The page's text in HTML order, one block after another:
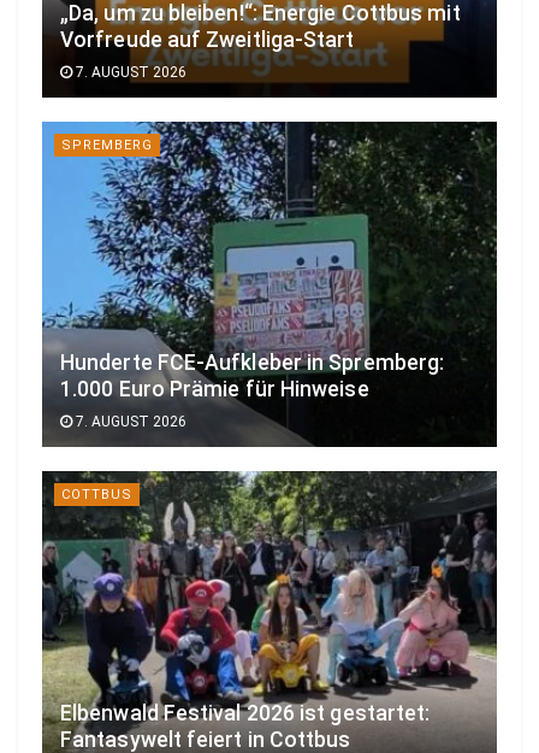
„Da, um zu bleiben!“: Energie Cottbus mit
Vorfreude auf Zweitliga-Start
7. AUGUST 2026
SPREMBERG
Hunderte FCE-Aufkleber in Spremberg:
1.000 Euro Prämie für Hinweise
7. AUGUST 2026
COTTBUS
Elbenwald Festival 2026 ist gestartet:
Fantasywelt feiert in Cottbus